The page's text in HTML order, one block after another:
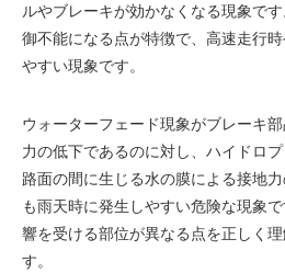
ルやブレーキが効かなくなる現象で
御不能になる点が特徴で、高速走行
やすい現象です。
ウォーターフェード現象がブレーキ
力の低下であるのに対し、ハイドロ
路面の間に生じる水の膜による接地
も雨天時に発生しやすい危険な現象
響を受ける部位が異なる点を正しく
す。